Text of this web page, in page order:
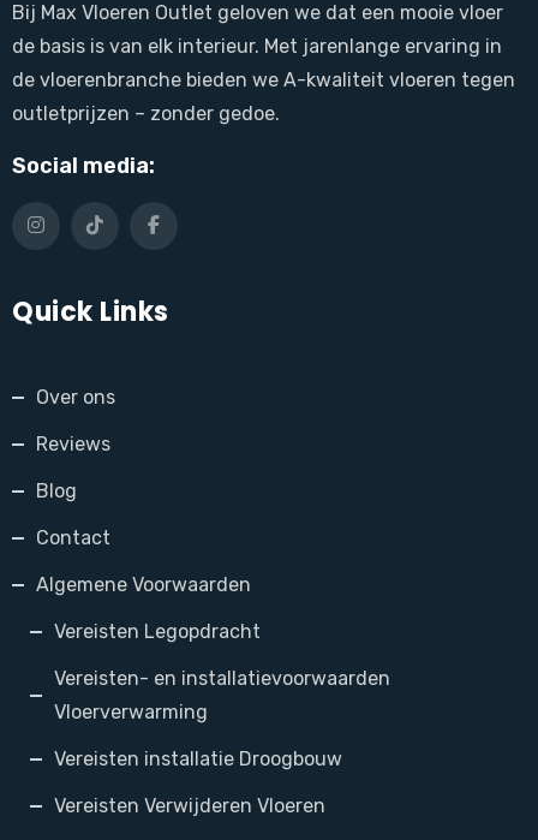
Bij Max Vloeren Outlet geloven we dat een mooie vloer
de basis is van elk interieur. Met jarenlange ervaring in
de vloerenbranche bieden we A-kwaliteit vloeren tegen
outletprijzen – zonder gedoe.
Social media:
Quick Links
Over ons
Reviews
Blog
Contact
Algemene Voorwaarden
Vereisten Legopdracht
Vereisten- en installatievoorwaarden
Vloerverwarming
Vereisten installatie Droogbouw
Vereisten Verwijderen Vloeren